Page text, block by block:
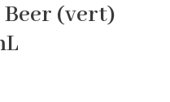
(vert)